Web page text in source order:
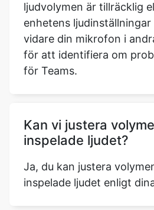
ljudvolymen är tillräcklig
enhetens
vidare din mikrofon i
för att identifiera om
för Teams.
Kan vi justera
inspelade ljudet?
Ja, du kan justera
inspelade ljudet enligt